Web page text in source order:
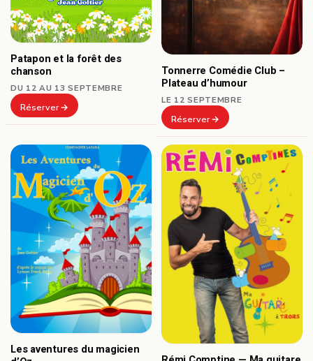
Patapon et la forêt des
chanson
DU 12 AU 13 SEPTEMBRE
Réserver
Tonnerre Comédie Club –
Plateau d’humour
LE 12 SEPTEMBRE
Réserver
Les aventures du magicien